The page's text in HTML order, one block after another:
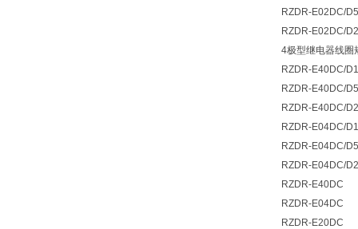
RZDR-E02DC/
RZDR-E02DC/
4极型继电器线圈
RZDR-E40DC/
RZDR-E40DC/
RZDR-E40DC/
RZDR-E04DC/
RZDR-E04DC/
RZDR-E04DC/
RZDR-E40DC
RZDR-E04DC
RZDR-E20DC